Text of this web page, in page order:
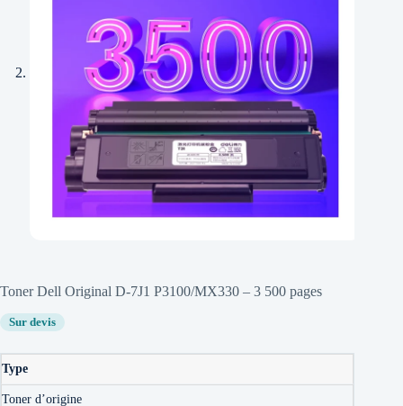
Toner Dell Original D-7J1 P3100/MX330 – 3 500 pages
Sur devis
Type
Toner d’origine